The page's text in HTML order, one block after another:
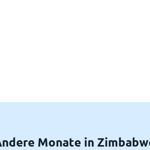
Monate in